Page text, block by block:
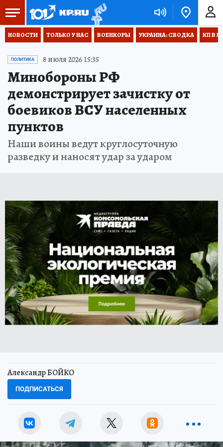
НОВОСТИ ТОЛЬКО У НАС ВОЕНКОРЫ УКРАИНА: СВОДКА КП В
ПОЛИТИКА 8 июля 2026 15:35
Минобороны РФ
демонстрирует зачистку от
боевиков ВСУ населенных
пунктов
Наши воины ведут круглосуточную
разведку и наносят удар за ударом
Александр БОЙКО
ПОДПИСАТЬСЯ